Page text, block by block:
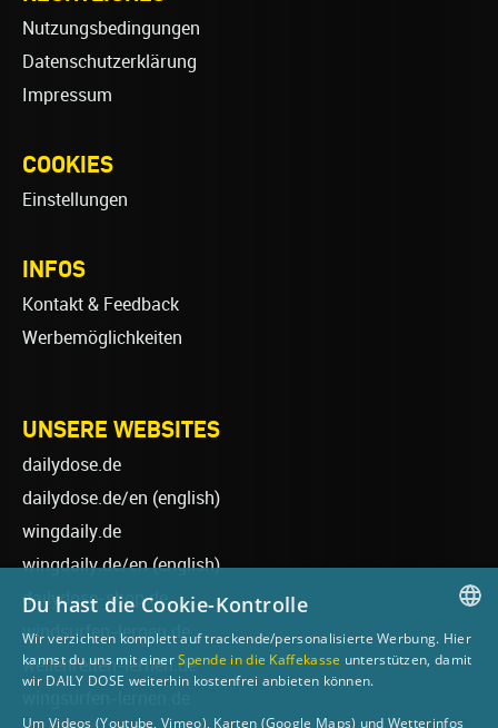
Nutzungsbedingungen
Datenschutzerklärung
Impressum
COOKIES
Einstellungen
INFOS
Kontakt & Feedback
Werbemöglichkeiten
UNSERE WEBSITES
dailydose.de
dailydose.de/en (english)
wingdaily.de
wingdaily.de/en(english)
dailydose-shop.de
windsurfen-lernen.de
wellenreiten-lernen.de
GERMAN
Du hast die Cookie-Kontrolle
Wir verzichten komplett auf trackende/personalisierte Werbung. Hier
kannst du uns mit einerSpende in die Kaffekasse unterstützen, damit
wir DAILY DOSE weiterhin kostenfrei anbieten können.
Um Videos (Youtube, Vimeo), Karten (Google Maps) und Wetterinfos